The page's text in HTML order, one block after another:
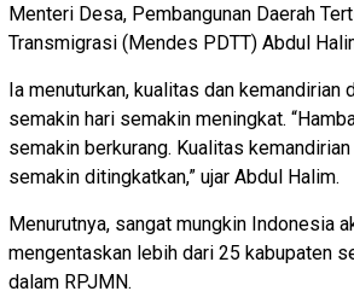
Menteri Desa, Pembangunan Daerah
Transmigrasi (Mendes PDTT) Abdul
Ia menuturkan, kualitas dan kemandirian
semakin hari semakin meningkat.
semakin berkurang. Kualitas
semakin ditingkatkan,” ujar Abdul Halim.
Menurutnya, sangat mungkin Indonesia
mengentaskan lebih dari 25 kabupaten
dalam RPJMN.